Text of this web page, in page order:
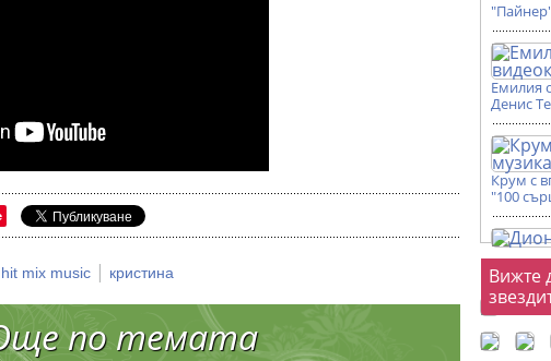
hit mix music | кристина
по темата
Емилия
Денис
Крум с
"100
Вижте